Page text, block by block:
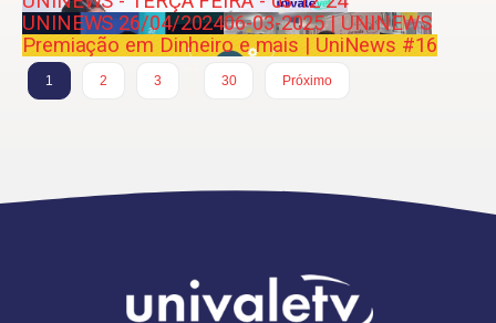
UNINEWS 26/04/202406-03-2025 | UNINEWS
Premiação em Dinheiro e mais | UniNews #16
1 2 3
30
Próximo